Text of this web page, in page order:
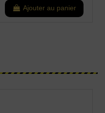
Ajouter au panier